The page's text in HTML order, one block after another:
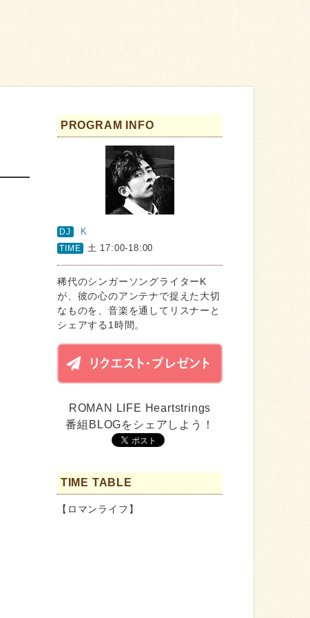
PROGRAM INFO
DJ K
TIME 土 17:00-18:00
稀代のシンガーソングライターK
が、彼の心のアンテナで捉えた大切
なものを、音楽を通してリスナーと
シェアする1時間。
ROMAN LIFE Heartstrings
番組BLOGをシェアしよう！
TIME TABLE
【ロマンライフ】